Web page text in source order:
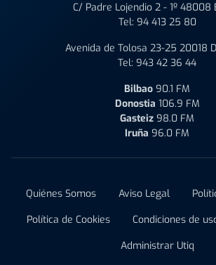
C/ Padre Lojendio 2 - 1º 48008
Tel: 94 413 25 80
Avenida de Tolosa 23-25 20018
Tel: 943 42 36 44
Bilbao 90.1 FM
Donostia 106.9 FM
Gasteiz 98.0 FM
Iruña 96.0 FM
Quiénes Somos Aviso Legal
Política de Cookies
Condiciones de
Administrar Utiq